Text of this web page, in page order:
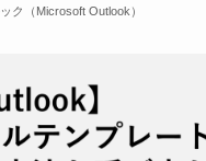
ク（Microsoft Outlook）